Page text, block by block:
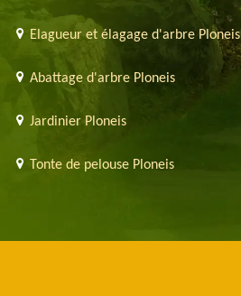
Elagueur et élagage d'arbre Ploneis
Abattage d'arbre Ploneis
Jardinier Ploneis
Tonte de pelouse Ploneis